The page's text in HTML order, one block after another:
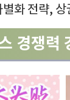
화 전략,
경쟁력